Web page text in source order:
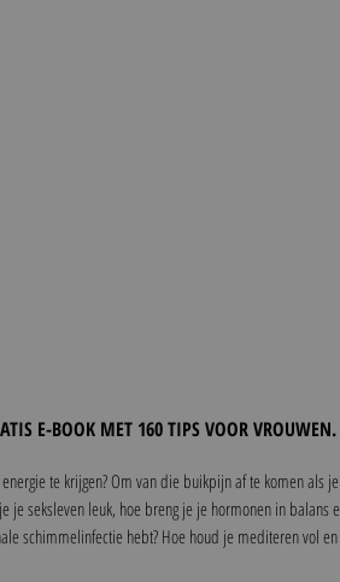
E-BOOK MET 160 TIPS VOOR VROUWEN.
te krijgen? Om van die buikpijn af te komen als je
je seksleven leuk, hoe breng je je hormonen in balans
schimmelinfectie hebt? Hoe houd je mediteren vol